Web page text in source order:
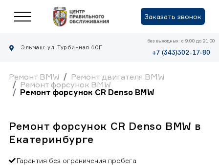
Заказать звонок
Эльмаш: ул. Турбинная 40Г
без выходных: с 9.00 до 21.00
+7 (343)302-17-80
Ремонт BMW
Ремонт двигателя BMW
Ремонт форсунок BMW
Ремонт форсунок CR Denso BMW
Ремонт форсунок CR Denso BMW в
Екатеринбурге
Гарантия без ограничения пробега